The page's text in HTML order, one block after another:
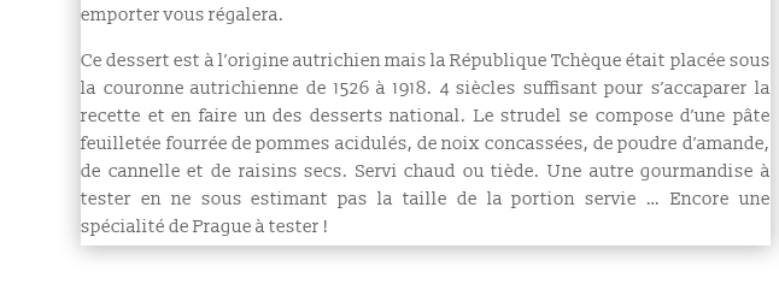
emporter vous régalera.
Ce dessert est à l’origine autrichien mais la République Tchèque était placée sous
la couronne autrichienne de 1526 à 1918. 4 siècles suffisant pour s’accaparer la
recette et en faire un des desserts national. Le strudel se compose d’une pâte
feuilletée fourrée de pommes acidulés, denoix concassées, de poudre d’amande,
de cannelle et de raisins secs. Servi chaud ou tiède.Une autre gourmandise à
tester en ne sous estimant pas la taille de la portion servie … Encore une
spécialité de Prague à tester !